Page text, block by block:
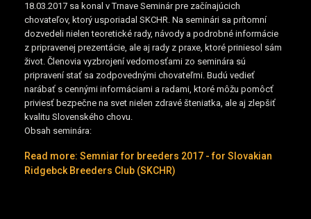
18.03.2017 sa konal v Trnave Seminár pre začínajúcich
chovateľov, ktorý usporiadal SKCHR. Na seminári sa prítomní
dozvedeli nielen teoretické rady, návody a podrobné informácie
z pripravenej prezentácie, ale aj rady z praxe, ktoré priniesol sám
život. Členovia vyzbrojení vedomosťami zo seminára sú
pripravení stať sa zodpovednými chovateľmi. Budú vedieť
narábať s cennými informáciami a radami, ktoré môžu pomôcť
priviesť bezpečne na svet nielen zdravé šteniatka, ale aj zlepšiť
kvalitu Slovenského chovu.
Obsah seminára:
Read more: Semniar for breeders 2017 - for Slovakian
Ridgebck Breeders Club (SKCHR)